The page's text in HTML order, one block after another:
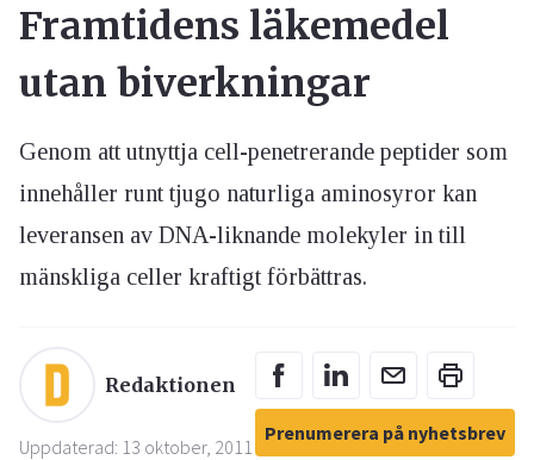
Framtidens läkemedel
utan biverkningar
Genom att utnyttja cell-penetrerande peptider som
innehåller runt tjugo naturliga aminosyror kan
leveransen av DNA-liknande molekyler in till
mänskliga celler kraftigt förbättras.
Redaktionen
Uppdaterad: 13 oktober, 2011
Prenumerera på nyhetsbrev